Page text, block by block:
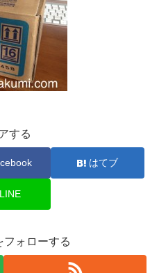
する
はてブ
LINE
フォローする